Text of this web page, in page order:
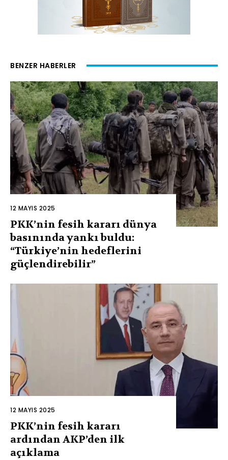
BENZER HABERLER
12 MAYIS 2025
PKK’nin fesih kararı dünya
basınında yankı buldu:
“Türkiye’nin hedeflerini
güçlendirebilir”
12 MAYIS 2025
PKK’nin fesih kararı
ardından AKP’den ilk
açıklama